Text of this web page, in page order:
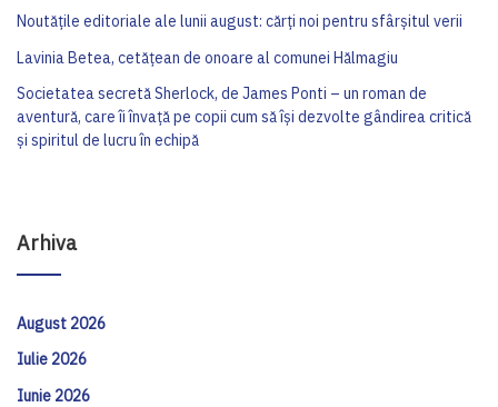
Noutățile editoriale ale lunii august: cărți noi pentru sfârșitul verii
Lavinia Betea, cetățean de onoare al comunei Hălmagiu
Societatea secretă Sherlock, de James Ponti – un roman de
aventură, care îi învață pe copii cum să își dezvolte gândirea critică
și spiritul de lucru în echipă
Arhiva
August 2026
Iulie 2026
Iunie 2026